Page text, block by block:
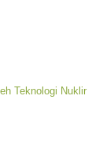
Teknologi Nuklir